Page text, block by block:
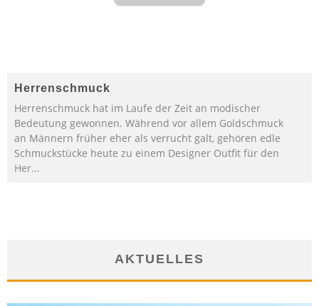
Herrenschmuck
Herrenschmuck hat im Laufe der Zeit an modischer
Bedeutung gewonnen. Während vor allem Goldschmuck
an Männern früher eher als verrucht galt, gehören edle
Schmuckstücke heute zu einem Designer Outfit für den
Her...
AKTUELLES